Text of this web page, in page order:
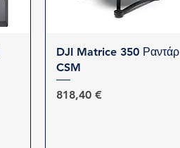
Γρήγορη προβολή
DJI Matrice 350 Ραντάρ
CSM
Τιμή
818,40 €